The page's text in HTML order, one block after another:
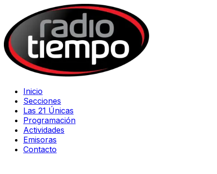
Inicio
Secciones
Las 21 Únicas
Programación
Actividades
Emisoras
Contacto